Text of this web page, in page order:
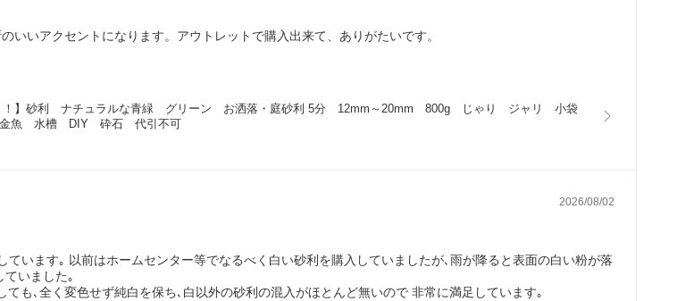
いいアクセントになります。アウトレットで購入出来て、ありがたいです。
！】砂利　ナチュラルな青緑　グリーン　お洒落・庭砂利 5分　12mm～20mm　800g　じゃり　ジャリ　小袋
魚　水槽　DIY　砕石　代引不可
2026/08/02
ています｡ 以前はホームセンター等でなるべく白い砂利を購入していましたが､雨が降ると表面の白い粉が落
ていました｡
ても､全く変色せず純白を保ち､白以外の砂利の混入がほとんど無いので 非常に満足しています｡